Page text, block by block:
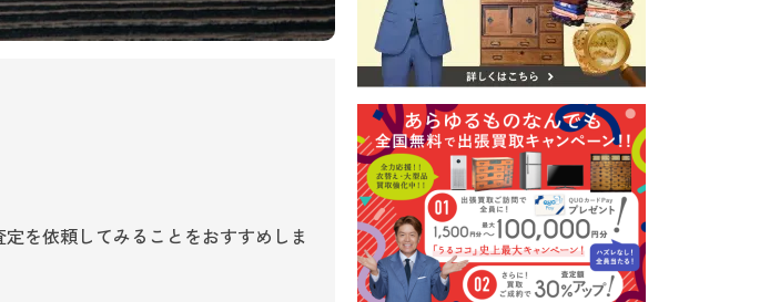
を依頼してみることをおすすめしま